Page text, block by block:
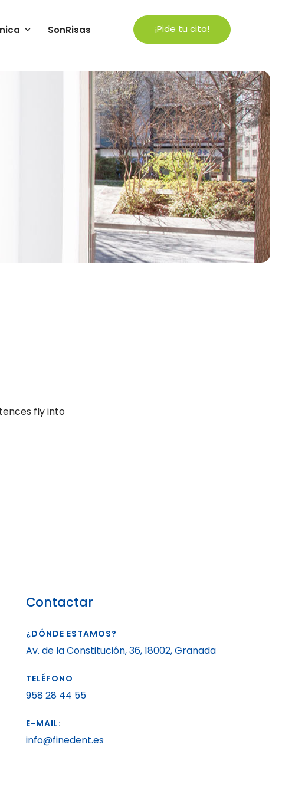
SonRisas ¡Pide tu cita!
fly into
Contactar
¿DÓNDE ESTAMOS?
Av. de la Constitución, 36, 18002, Granada
TELÉFONO
958 28 44 55
E-MAIL:
info@finedent.es